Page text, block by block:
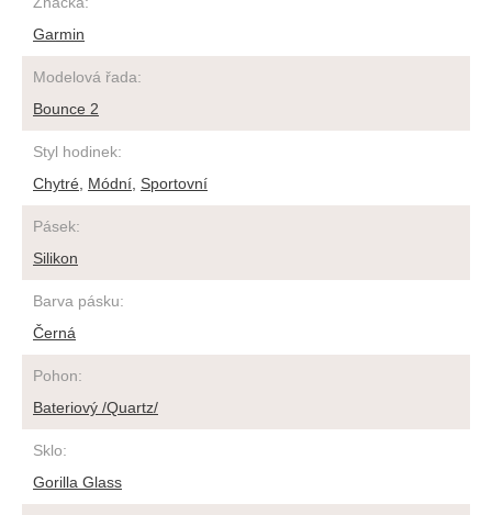
Garmin
Modelová řada:
Bounce 2
Styl hodinek:
Chytré, Módní, Sportovní
Pásek:
Silikon
Barva pásku:
Černá
Pohon:
Bateriový /Quartz/
Sklo:
Gorilla Glass